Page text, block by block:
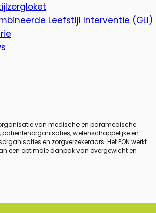
Leefstijl Interventie (GLI)
van medische en paramedische
wetenschappelijke en
en zorgverzekeraars. Het PON werkt
een optimale aanpak van overgewicht en